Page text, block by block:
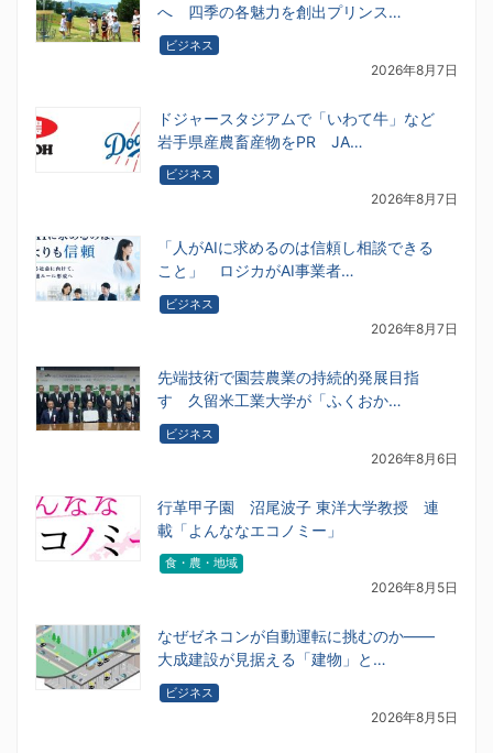
へ 四季の各魅力を創出プリンス…
ビジネス
2026年8月7日
ドジャースタジアムで「いわて牛」など
岩手県産農畜産物をPR JA…
ビジネス
2026年8月7日
「人がAIに求めるのは信頼し相談できる
こと」 ロジカがAI事業者…
ビジネス
2026年8月7日
先端技術で園芸農業の持続的発展目指
す 久留米工業大学が「ふくおか…
ビジネス
2026年8月6日
行革甲子園 沼尾波子 東洋大学教授 連
載「よんななエコノミー」
食・農・地域
2026年8月5日
なぜゼネコンが自動運転に挑むのか――
大成建設が見据える「建物」と…
ビジネス
2026年8月5日